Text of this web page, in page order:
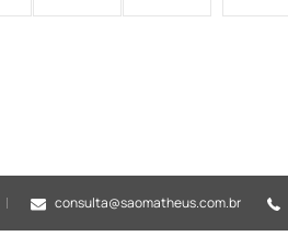
consulta@saomatheus.com.br